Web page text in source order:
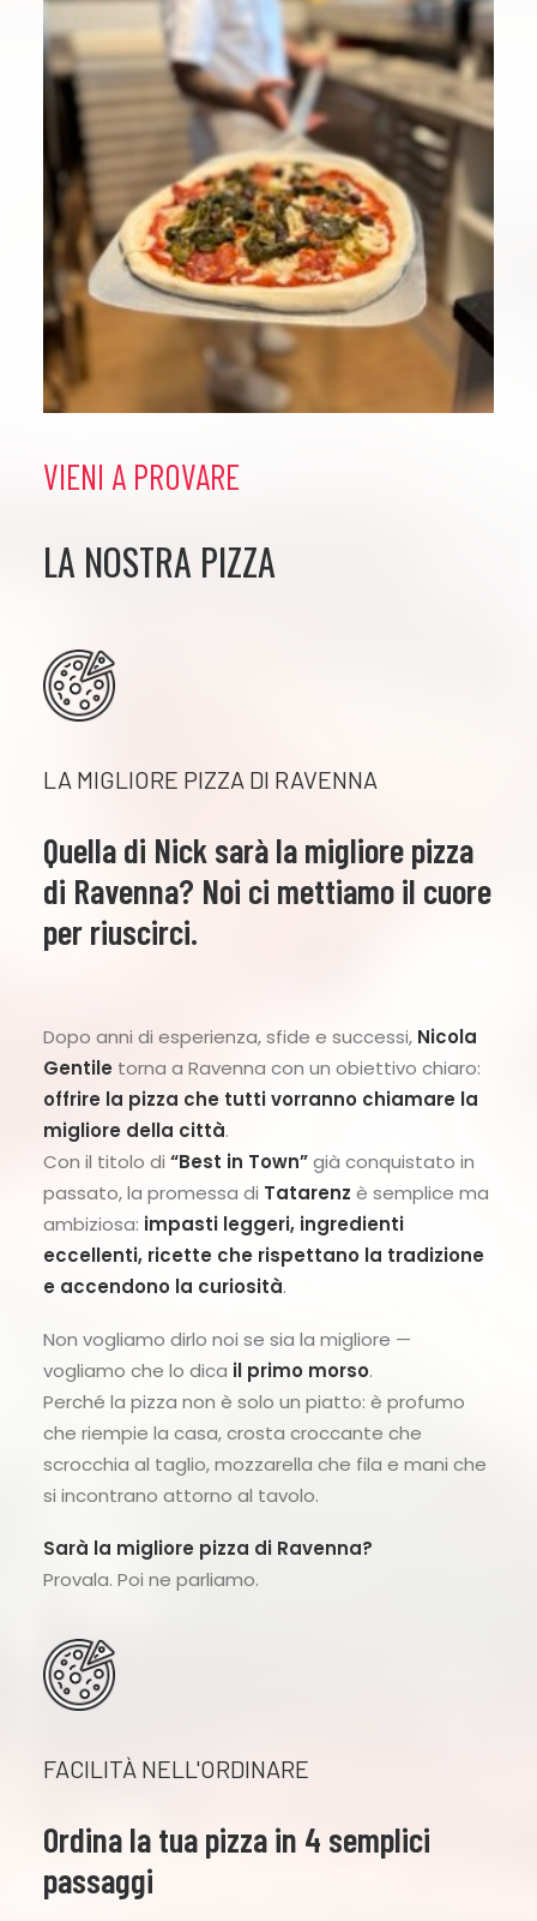
VIENI A PROVARE
LA NOSTRA PIZZA
LA MIGLIORE PIZZA DI RAVENNA
Quella di Nick sarà la migliore pizza
di Ravenna? Noi ci mettiamo il cuore
per riuscirci.
Dopo anni di esperienza, sfide e successi, Nicola
Gentile torna a Ravenna con un obiettivo chiaro:
offrire la pizza che tutti vorranno chiamare la
migliore della città.
Con il titolo di “Best in Town”già conquistato in
passato, la promessa di Tatarenz è semplice ma
ambiziosa: impasti leggeri, ingredienti
eccellenti, ricette che rispettano la tradizione
e accendono la curiosità.
Non vogliamo dirlo noi se sia la migliore —
vogliamo che lo dica il primo morso.
Perché la pizza non è solo un piatto: è profumo
che riempie la casa, crosta croccante che
scrocchia al taglio, mozzarella che fila e mani che
si incontrano attorno al tavolo.
Sarà la migliore pizza di Ravenna?
Provala. Poi ne parliamo.
FACILITÀ NELL'ORDINARE
Ordina la tua pizza in 4 semplici
passaggi